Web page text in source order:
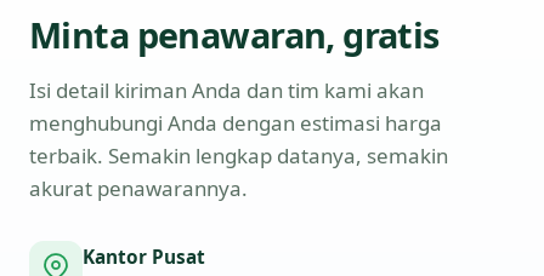
Minta penawaran, gratis
Isi detail kiriman Anda dan tim kami akan
menghubungi Anda dengan estimasi harga
terbaik. Semakin lengkap datanya, semakin
akurat penawarannya.
Kantor Pusat